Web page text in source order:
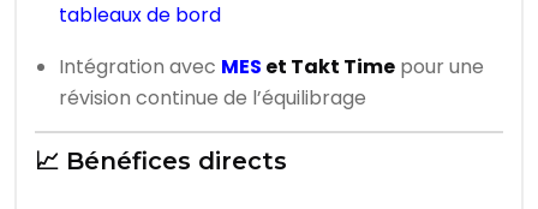
tableaux de bord
Intégration avec MES et Takt Time pour une
révision continue de l’équilibrage
📈 Bénéfices directs